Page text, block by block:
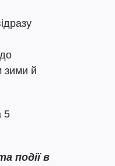
зими й
5
події в